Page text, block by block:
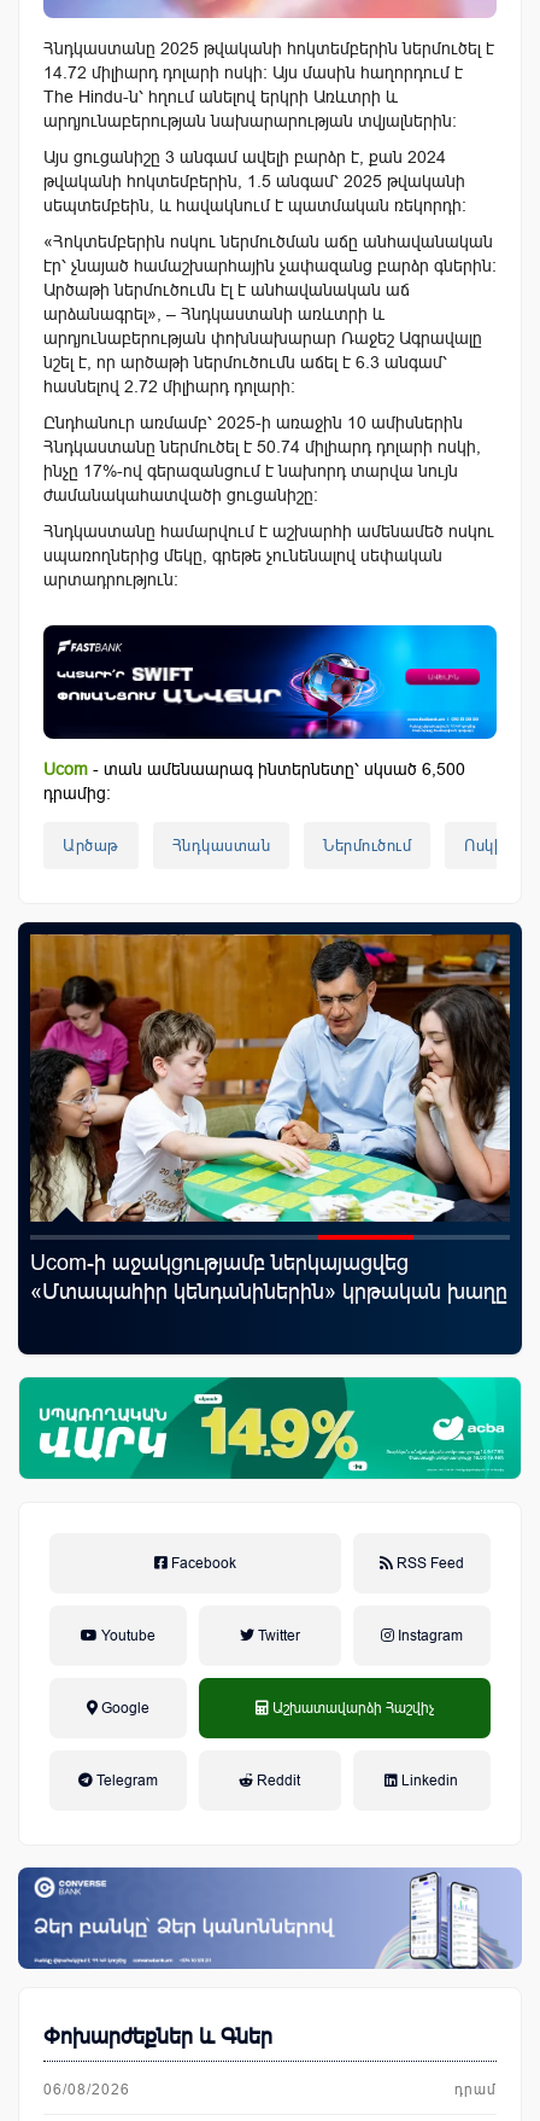
Հնդկաստանը 2025 թվականի հոկտեմբերին ներմուծել է
14.72 միլիարդ դոլարի ոսկի: Այս մասին հաղորդում է
The Hindu-ն՝ հղում անելով երկրի Առևտրի և
արդյունաբերության նախարարության տվյալներին։
Այս ցուցանիշը 3 անգամ ավելի բարձր է, քան 2024
թվականի հոկտեմբերին, 1.5 անգամ՝ 2025 թվականի
սեպտեմբեին, և հավակնում է պատմական ռեկորդի:
«Հոկտեմբերին ոսկու ներմուծման աճը անհավանական
էր՝ չնայած համաշխարհային չափազանց բարձր գներին:
Արծաթի ներմուծումն էլ է անհավանական աճ
արձանագրել», – Հնդկաստանի առևտրի և
արդյունաբերության փոխնախարար Ռաջեշ Ագրավալը
նշել է, որ արծաթի ներմուծումն աճել է 6.3 անգամ՝
հասնելով 2.72 միլիարդ դոլարի։
Ընդհանուր առմամբ՝ 2025-ի առաջին 10 ամիսներին
Հնդկաստանը ներմուծել է 50.74 միլիարդ դոլարի ոսկի,
ինչը 17%-ով գերազանցում է նախորդ տարվա նույն
ժամանակահատվածի ցուցանիշը:
Հնդկաստանը համարվում է աշխարհի ամենամեծ ոսկու
սպառողներից մեկը, գրեթե չունենալով սեփական
արտադրություն։
Ucom - տան ամենաարագ ինտերնետը՝ սկսած 6,500
դրամից:
Արծաթ Հնդկաստան Ներմուծում Ոսկի
Ucom-ի աջակցությամբ ներկայացվեց
«Մտապահիր կենդանիներին» կրթական խաղը
Facebook RSS Feed
Youtube Twitter Instagram
Google Աշխատավարձի Հաշվիչ
Telegram Reddit Linkedin
Փոխարժեքներ և Գներ
06/08/2026 դրամ